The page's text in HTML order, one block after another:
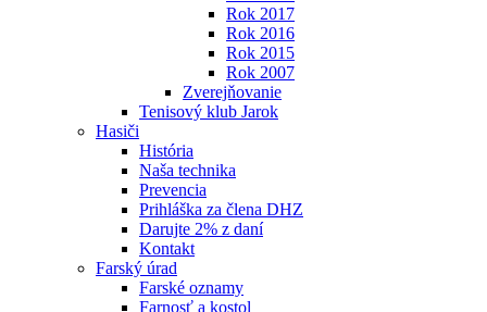
Rok 2017
Rok 2016
Rok 2015
Rok 2007
Zverejňovanie
Tenisový klub Jarok
Hasiči
História
Naša technika
Prevencia
Prihláška za člena DHZ
Darujte 2% z daní
Kontakt
Farský úrad
Farské oznamy
Farnosť a kostol